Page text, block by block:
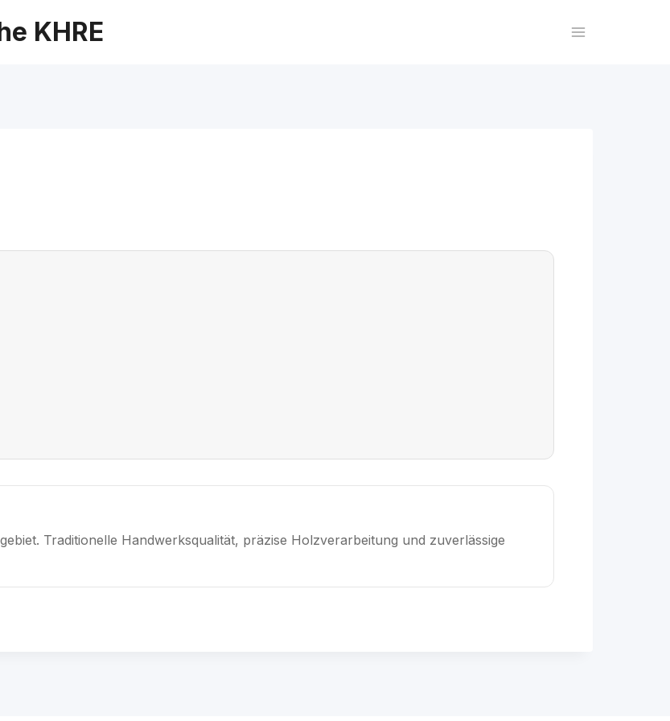
KHRE
Traditionelle Handwerksqualität, präzise Holzverarbeitung und zuverlässige